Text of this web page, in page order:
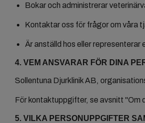
Bokar och administrerar
Kontaktar oss för frågor om våra
Är anställd hos eller
4. VEM ANSVARAR FÖR DINA
Sollentuna Djurklinik AB,
För kontaktuppgifter, se avsnitt "Om
5. VILKA PERSONUPPGIFTER